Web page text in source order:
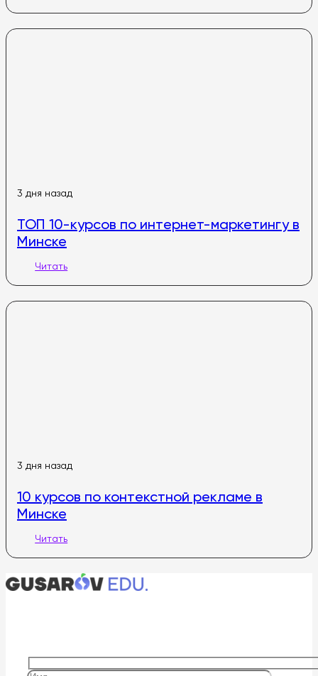
3 дня назад
ТОП 10-курсов по интернет-маркетингу в
Минске
Читать
3 дня назад
10 курсов по контекстной рекламе в
Минске
Читать